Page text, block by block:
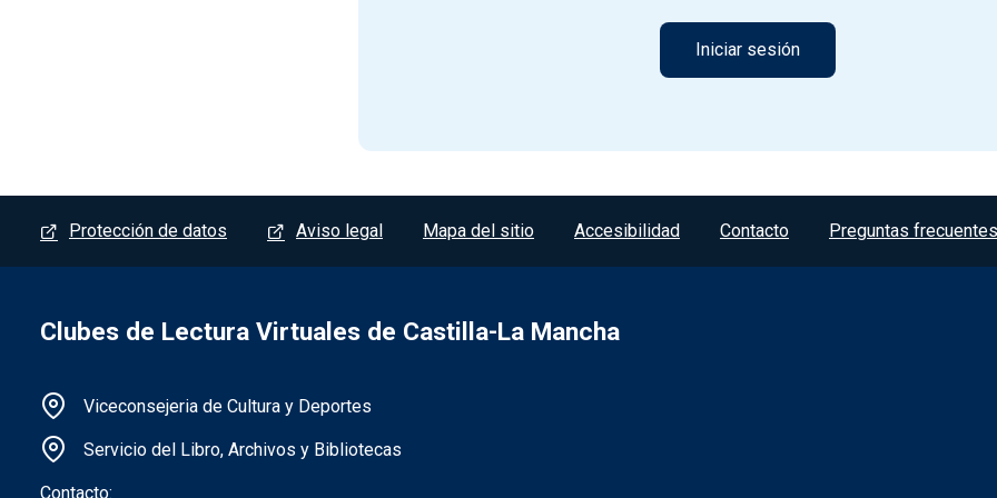
Menú del pie
Protección de datos Aviso legal Mapa del sitio Accesibilidad Contacto Preguntas frecuentes
Clubes de Lectura Virtuales de Castilla-La Mancha
Información de la institución
Viceconsejeria de Cultura y Deportes
Servicio del Libro, Archivos y Bibliotecas
Contacto: